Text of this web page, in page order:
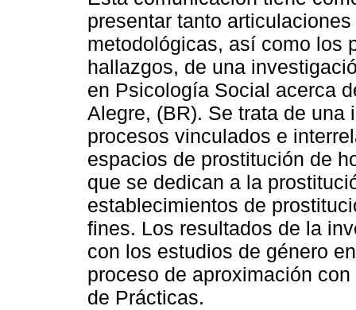
presentar tanto
metodológicas, así como los
hallazgos, de una
en Psicología Social acerca
Alegre, (BR). Se trata de
procesos vinculados e
espacios de prostitución de
que se dedican a la
establecimientos de
fines. Los resultados de la
con los estudios de género
proceso de aproximación
de Prácticas.